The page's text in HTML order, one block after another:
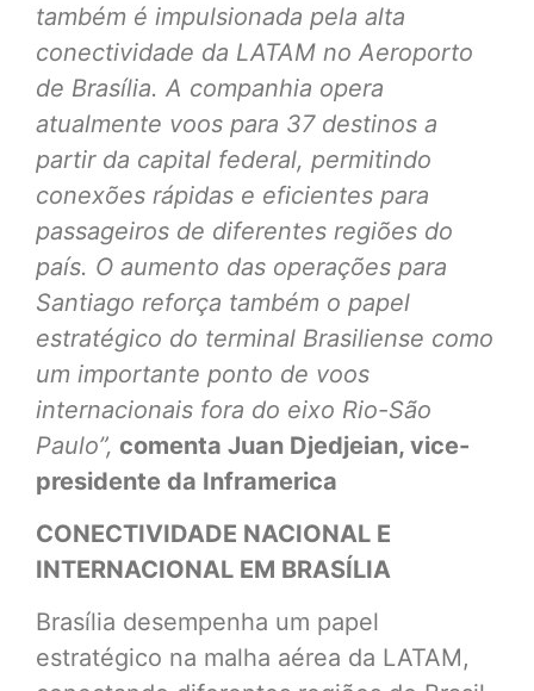
também é impulsionada pela alta
conectividade da LATAM no Aeroporto
de Brasília. A companhia opera
atualmente voos para 37 destinos a
partir da capital federal, permitindo
conexões rápidas e eficientes para
passageiros de diferentes regiões do
país. O aumento das operações para
Santiago reforça também o papel
estratégico do terminal Brasiliense como
um importante ponto de voos
internacionais fora do eixo Rio-São
Paulo”, comenta Juan Djedjeian, vice-
presidente da Inframerica
CONECTIVIDADE NACIONAL E
INTERNACIONAL EM BRASÍLIA
Brasília desempenha um papel
estratégico na malha aérea da LATAM,